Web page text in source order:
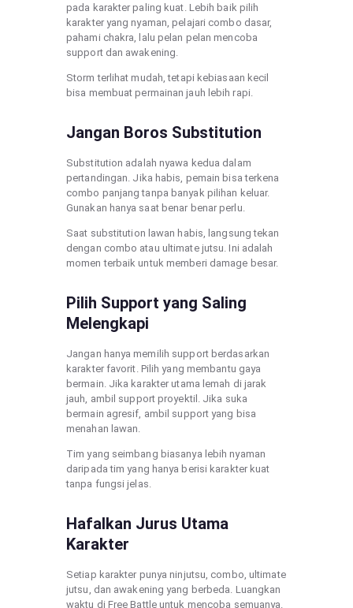
pada karakter paling kuat. Lebih baik pilih
karakter yang nyaman, pelajari combo dasar,
pahami chakra, lalu pelan pelan mencoba
support dan awakening.
Storm terlihat mudah, tetapi kebiasaan kecil
bisa membuat permainan jauh lebih rapi.
Jangan Boros Substitution
Substitution adalah nyawa kedua dalam
pertandingan. Jika habis, pemain bisa terkena
combo panjang tanpa banyak pilihan keluar.
Gunakan hanya saat benar benar perlu.
Saat substitution lawan habis, langsung tekan
dengan combo atau ultimate jutsu. Ini adalah
momen terbaik untuk memberi damage besar.
Pilih Support yang Saling
Melengkapi
Jangan hanya memilih support berdasarkan
karakter favorit. Pilih yang membantu gaya
bermain. Jika karakter utama lemah di jarak
jauh, ambil support proyektil. Jika suka
bermain agresif, ambil support yang bisa
menahan lawan.
Tim yang seimbang biasanya lebih nyaman
daripada tim yang hanya berisi karakter kuat
tanpa fungsi jelas.
Hafalkan Jurus Utama
Karakter
Setiap karakter punya ninjutsu, combo, ultimate
jutsu, dan awakening yang berbeda. Luangkan
waktu di Free Battle untuk mencoba semuanya.